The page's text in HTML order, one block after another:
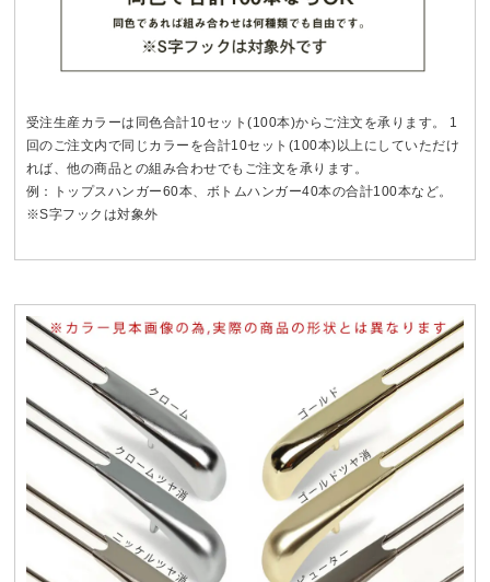
受注生産カラーは同色合計10セット(100本)からご注文を承ります。 1
回のご注文内で同じカラーを合計10セット(100本)以上にしていただけ
れば、他の商品との組み合わせでもご注文を承ります。
例：トップスハンガー60本、ボトムハンガー40本の合計100本など。
※S字フックは対象外